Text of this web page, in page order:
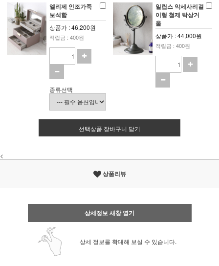
엘리제 인조가죽
보석함
상품가 : 46,200원
적립금 : 400원
종류선택
일립스 악세사리걸
이형 철제 탁상거
울
상품가 : 44,000원
적립금 : 400원
선택상품 장바구니 담기
<
상품리뷰
상세정보 새창 열기
상세 정보를 확대해 보실 수 있습니다.